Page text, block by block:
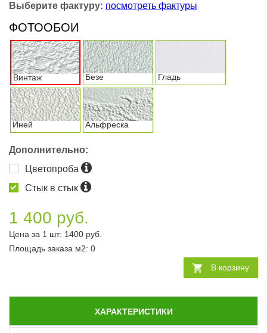
Выберите фактуру: посмотреть фактуры
ФОТООБОИ
Винтаж Безе Гладь
Иней Альфреска
Дополнительно:
Цветопроба
Стык в стык
1 400 руб.
Цена за 1 шт: 1400 руб.
Площадь заказа м2: 0
В корзину
ХАРАКТЕРИСТИКИ